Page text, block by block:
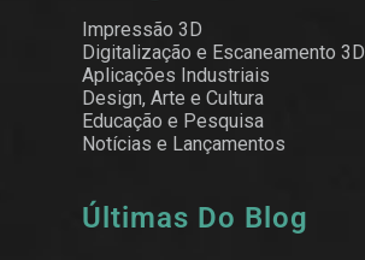
Impressão 3D
Digitalização e Escaneamento 3D
Aplicações Industriais
Design, Arte e Cultura
Educação e Pesquisa
Notícias e Lançamentos
Últimas Do Blog